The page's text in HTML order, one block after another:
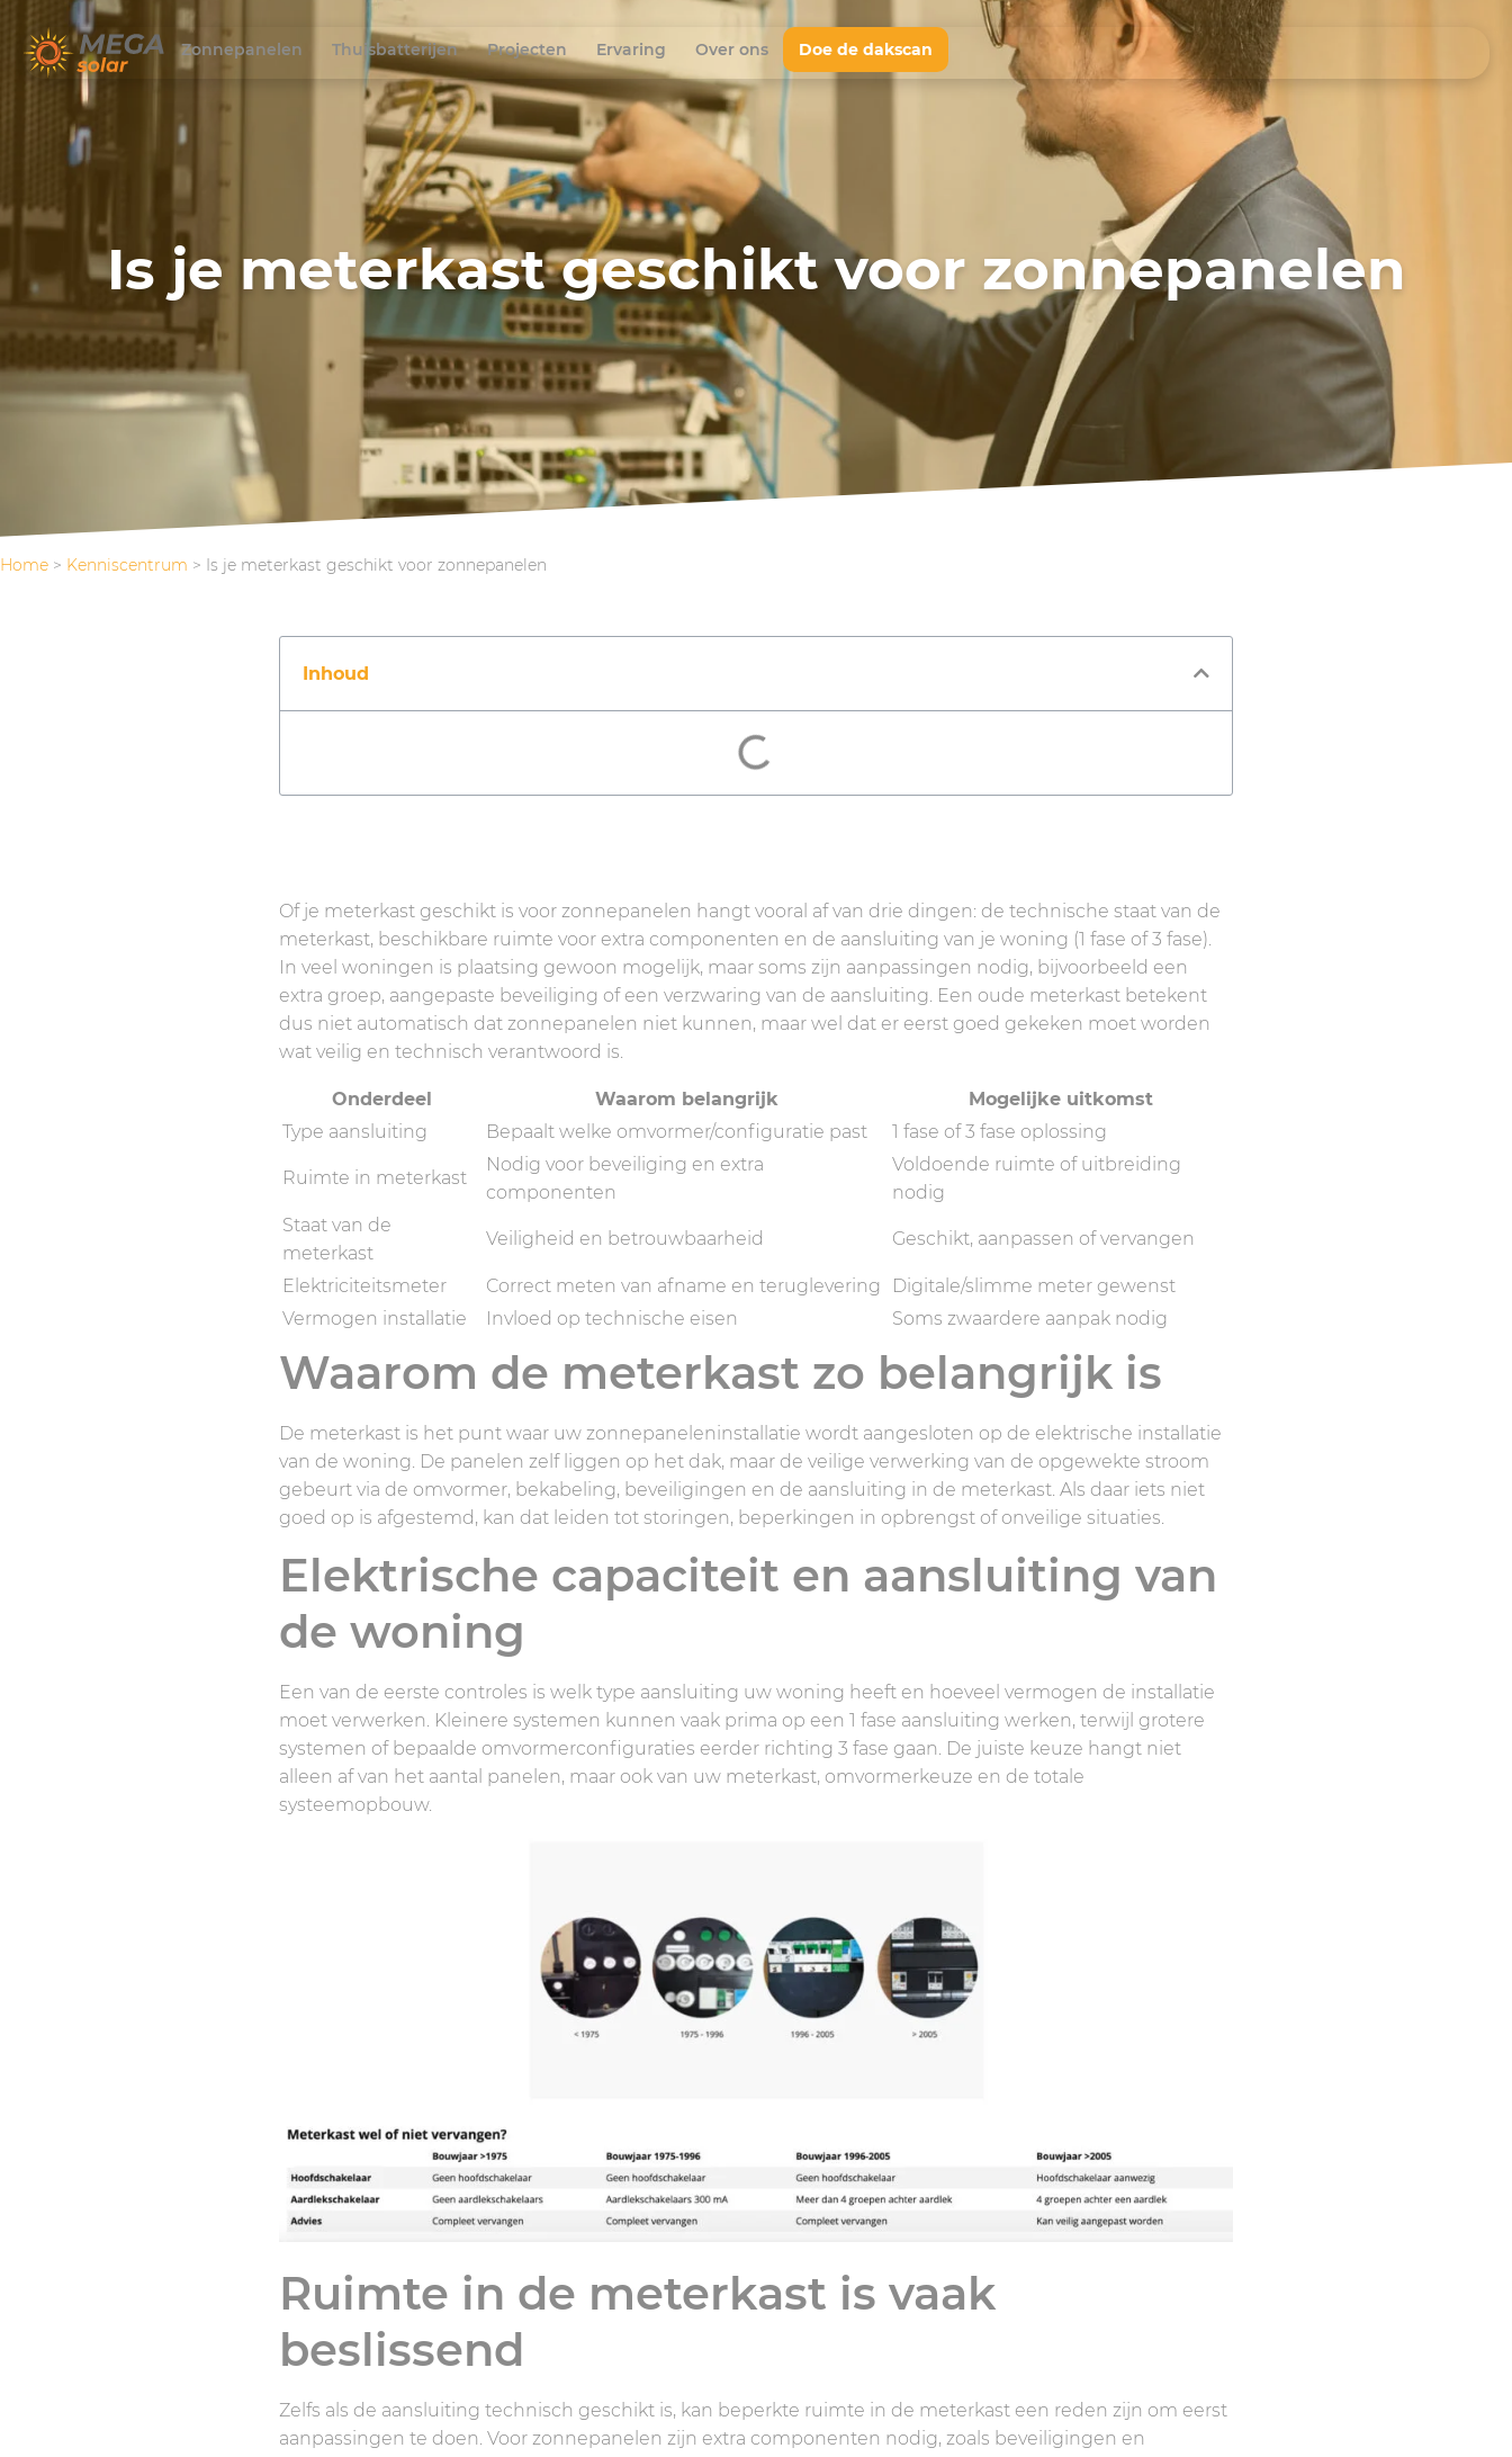
Zonnepanelen Thuisbatterijen Projecten Ervaring Over ons Doe de dakscan
Is je meterkast geschikt voor zonnepanelen
Home > Kenniscentrum > Is je meterkast geschikt voor zonnepanelen
Inhoud
Of je meterkast geschikt is voor zonnepanelen hangt vooral af van drie dingen: de technische staat van de
meterkast, beschikbare ruimte voor extra componenten en de aansluiting van je woning (1 fase of 3 fase).
In veel woningen is plaatsing gewoon mogelijk, maar soms zijn aanpassingen nodig, bijvoorbeeld een
extra groep, aangepaste beveiliging of een verzwaring van de aansluiting. Een oude meterkast betekent
dus niet automatisch dat zonnepanelen niet kunnen, maar wel dat er eerst goed gekeken moet worden
wat veilig en technisch verantwoord is.
Onderdeel Waarom belangrijk
Mogelijke uitkomst
Type aansluiting
Bepaalt welke omvormer/configuratie past 1 fase of 3 fase oplossing
Ruimte in meterkast
Nodig voor beveiliging en extra
componenten
Voldoende ruimte of uitbreiding
nodig
Staat van de
meterkast
Veiligheid en betrouwbaarheid Geschikt, aanpassen of vervangen
Elektriciteitsmeter Correct meten van afname en teruglevering
Digitale/slimme meter gewenst
Vermogen installatie
Invloed op technische eisen Soms zwaardere aanpak nodig
Waarom de meterkast zo belangrijk is
De meterkast is het punt waar uw zonnepaneleninstallatie wordt aangesloten op de elektrische installatie
van de woning. De panelen zelf liggen op het dak, maar de veilige verwerking van de opgewekte stroom
gebeurt via de omvormer, bekabeling, beveiligingen en de aansluiting in de meterkast. Als daar iets niet
goed op is afgestemd, kan dat leiden tot storingen, beperkingen in opbrengst of onveilige situaties.
Elektrische capaciteit en aansluiting van
de woning
Een van de eerste controles is welk type aansluiting uw woning heeft en hoeveel vermogen de installatie
moet verwerken. Kleinere systemen kunnen vaak prima op een 1 fase aansluiting werken, terwijl grotere
systemen of bepaalde omvormerconfiguraties eerder richting 3 fase gaan. De juiste keuze hangt niet
alleen af van het aantal panelen, maar ook van uw meterkast, omvormerkeuze en de totale
systeemopbouw.
Ruimte in de meterkast is vaak
beslissend
Zelfs als de aansluiting technisch geschikt is, kan beperkte ruimte in de meterkast een reden zijn om eerst
aanpassingen te doen. Voor zonnepanelen zijn extra componenten nodig, zoals beveiligingen en